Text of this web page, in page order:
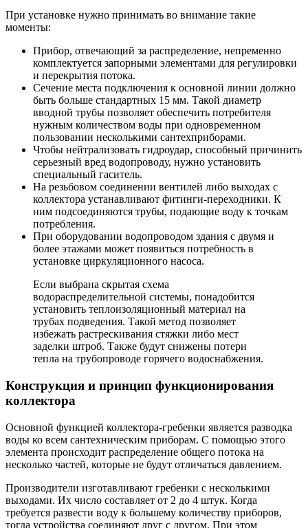
При установке нужно принимать во внимание такие
моменты:
Прибор, отвечающий за распределение, непременно
комплектуется запорными элементами для регулировки
и перекрытия потока.
Сечение места подключения к основной линии должно
быть больше стандартных 15 мм. Такой диаметр
вводной трубы позволяет обеспечить потребителя
нужным количеством воды при одновременном
пользовании несколькими сантехприборами.
Чтобы нейтрализовать гидроудар, способный причинить
серьезный вред водопроводу, нужно установить
специальный гаситель.
На резьбовом соединении вентилей либо выходах с
коллектора устанавливают фитинги-переходники. К
ним подсоединяются трубы, подающие воду к точкам
потребления.
При оборудовании водопроводом здания с двумя и
более этажами может появиться потребность в
установке циркуляционного насоса.
Если выбрана скрытая схема
водораспределительной системы, понадобится
установить теплоизоляционный материал на
трубах подведения. Такой метод позволяет
избежать растрескивания стяжки либо мест
заделки штроб. Также будут снижены потери
тепла на трубопроводе горячего водоснабжения.
Конструкция и принцип функционирования
коллектора
Основной функцией коллектора-гребенки является разводка
воды ко всем сантехническим приборам. С помощью этого
элемента происходит распределение общего потока на
несколько частей, которые не будут отличаться давлением.
Производители изготавливают гребенки с несколькими
выходами. Их число составляет от 2 до 4 штук. Когда
требуется развести воду к большему количеству приборов,
тогда устройства соединяют друг с другом. При этом